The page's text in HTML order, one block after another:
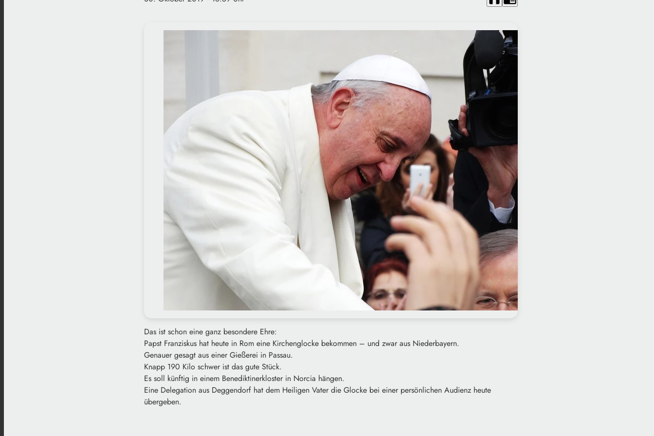
Das ist schon eine ganz besondere Ehre:
Papst Franziskus hat heute in Rom eine Kirchenglocke bekommen – und zwar aus Niederbayern.
Genauer gesagt aus einer Gießerei in Passau.
Knapp 190 Kilo schwer ist das gute Stück.
Es soll künftig in einem Benediktinerkloster in Norcia hängen.
Eine Delegation aus Deggendorf hat dem Heiligen Vater die Glocke bei einer persönlichen Audienz heute
übergeben.